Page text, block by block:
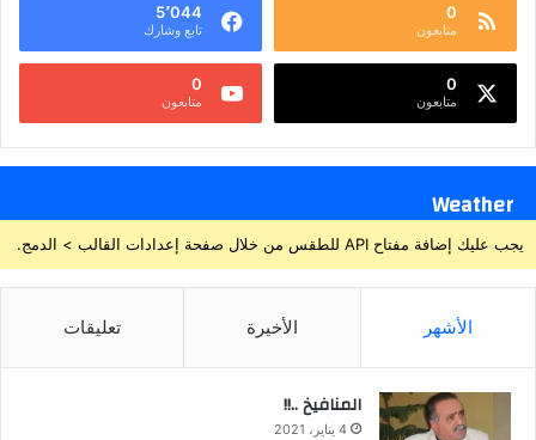
0
متابعون
5٬044
تابع وشارك
0
متابعون
0
متابعون
Weather
يجب عليك إضافة مفتاح API للطقس من خلال صفحة إعدادات القالب > الدمج.
الأشهر الأخيرة تعليقات
المنافيخ ..!!
4 يناير، 2021